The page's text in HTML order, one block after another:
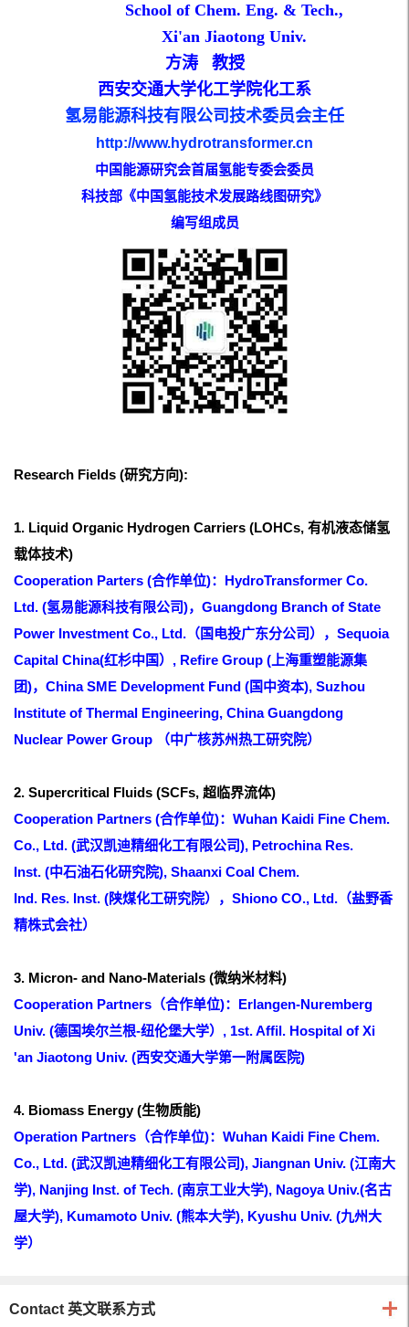
School of Chem. Eng. & Tech.,
Xi'an Jiaotong Univ.
方涛 教授
西安交通大学化工学院化工系
氢易能源科技有限公司技术委员会主任
http://www.hydrotransformer.cn
中国能源研究会首届氢能专委会委员
科技部《中国氢能技术发展路线图研究》
编写组成员
Research Fields (研究方向):
1. Liquid Organic Hydrogen Carriers (LOHCs, 有机液态储氢
载体技术)
Cooperation Parters (合作单位)：HydroTransformer Co.
Ltd. (氢易能源科技有限公司)，Guangdong Branch of State
Power Investment Co., Ltd.（ 国电投广东分公司）， Sequoia
Capital China(红杉中国）, Refire Group (上海重塑能源集
团)，China SME Development Fund (国中资本), Suzhou
Institute of Thermal Engineering, China Guangdong
Nuclear Power Group
（中广核苏州热工研究院）
2. Supercritical Fluids (SCFs, 超临界流体)
Cooperation Partners (合作单位)：Wuhan Kaidi Fine Chem.
Co., Ltd. (武汉凯迪精细化工有限公司), Petrochina Res.
Inst. (中石油石化研究院), Shaanxi Coal Chem.
Ind. Res. Inst. (陕煤化工研究院），Shiono CO., Ltd.（盐野香
精株式会社）
3. Micron- and Nano-Materials (微纳米材料)
Cooperation Partners（合作单位)：Erlangen-Nuremberg
Univ. (德国埃尔兰根-纽伦堡大学）, 1st. Affil. Hospital of Xi
'an Jiaotong Univ. (西安交通大学第一附属医院)
4. Biomass Energy (生物质能)
Operation Partners（合作单位)：Wuhan Kaidi Fine Chem.
Co., Ltd. (武汉凯迪精细化工有限公司), Jiangnan Univ. (江南大
学), Nanjing Inst. of Tech. (南京工业大学), Nagoya Univ.(名古
屋大学), Kumamoto Univ. (熊本大学), Kyushu Univ. (九州大
学）
Contact 英文联系方式